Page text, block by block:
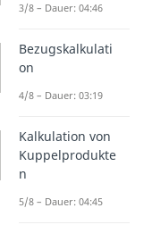
3/8 – Dauer: 04:46
Bezugskalkulati
on
4/8 – Dauer: 03:19
Kalkulation von
Kuppelprodukte
n
5/8 – Dauer: 04:45